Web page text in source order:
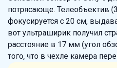
потрясающе. Телеобъектив
фокусируется с 20 см,
вот ультраширик получил
расстояние в 17 мм (угол
того, что в чехле камера